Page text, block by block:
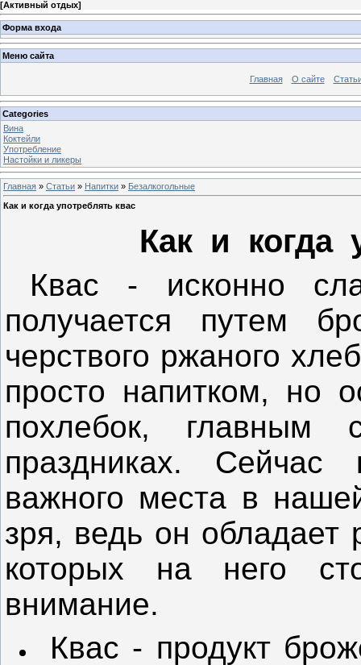
[Активный отдых]
Форма входа
Меню сайта
Главная О сайте
Categories
Вина
Коктейли
Употребление
Настойки и ликеры
Главная » Статьи » Напитки » Безалкогольные
Как и когда употреблять квас
Как и когда
Квас - исконно
получается путем
черствого ржаного
просто напитком, но
похлебок, главным
праздниках. Сейчас
важного места в
зря, ведь он обладает
которых на него
внимание.
Квас - продукт